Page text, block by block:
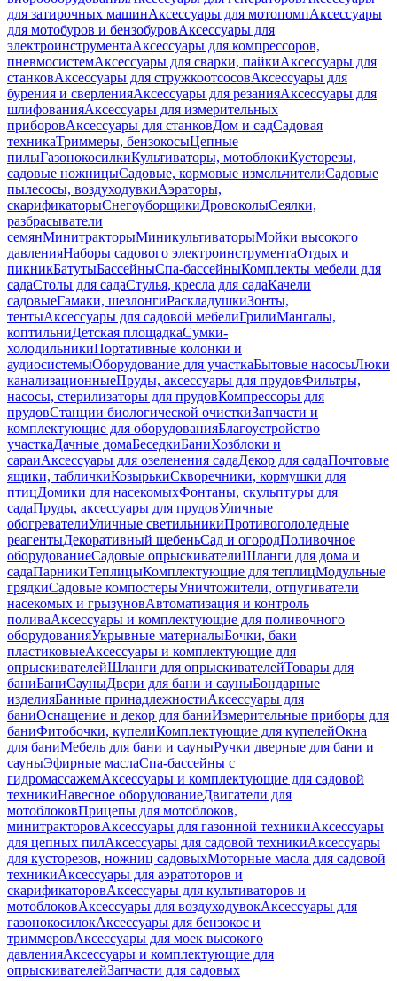
для затирочных машинАксессуары для мотопомпАксессуары
для мотобуров и бензобуровАксессуары для
электроинструментаАксессуары для компрессоров,
пневмосистемАксессуары для сварки, пайкиАксессуары для
станковАксессуары для стружкоотсосовАксессуары для
бурения и сверленияАксессуары для резанияАксессуары для
шлифованияАксессуары для измерительных
приборовАксессуары для станковДом и садСадовая
техникаТриммеры, бензокосыЦепные
пилыГазонокосилкиКультиваторы, мотоблокиКусторезы,
садовые ножницыСадовые, кормовые измельчителиСадовые
пылесосы, воздуходувкиАэраторы,
скарификаторыСнегоуборщикиДровоколыСеялки,
разбрасыватели
семянМинитракторыМиникультиваторыМойки высокого
давленияНаборы садового электроинструментаОтдых и
пикникБатутыБассейныСпа-бассейныКомплекты мебели для
садаСтолы для садаСтулья, кресла для садаКачели
садовыеГамаки, шезлонгиРаскладушкиЗонты,
тентыАксессуары для садовой мебелиГрилиМангалы,
коптильниДетская площадкаСумки-
холодильникиПортативные колонки и
аудиосистемыОборудование для участкаБытовые насосыЛюки
канализационныеПруды, аксессуары для прудовФильтры,
насосы, стерилизаторы для прудовКомпрессоры для
прудовСтанции биологической очисткиЗапчасти и
комплектующие для оборудованияБлагоустройство
участкаДачные домаБеседкиБаниХозблоки и
сараиАксессуары для озеленения садаДекор для садаПочтовые
ящики, табличкиКозырькиСкворечники, кормушки для
птицДомики для насекомыхФонтаны, скульптуры для
садаПруды, аксессуары для прудовУличные
обогревателиУличные светильникиПротивогололедные
реагентыДекоративный щебеньСад и огородПоливочное
оборудованиеСадовые опрыскивателиШланги для дома и
садаПарникиТеплицыКомплектующие для теплицМодульные
грядкиСадовые компостерыУничтожители, отпугиватели
насекомых и грызуновАвтоматизация и контроль
поливаАксессуары и комплектующие для поливочного
оборудованияУкрывные материалыБочки, баки
пластиковыеАксессуары и комплектующие для
опрыскивателейШланги для опрыскивателейТовары для
баниБаниСауныДвери для бани и сауныБондарные
изделияБанные принадлежностиАксессуары для
баниОснащение и декор для баниИзмерительные приборы для
баниФитобочки, купелиКомплектующие для купелейОкна
для баниМебель для бани и сауныРучки дверные для бани и
сауныЭфирные маслаСпа-бассейны с
гидромассажемАксессуары и комплектующие для садовой
техникиНавесное оборудованиеДвигатели для
мотоблоковПрицепы для мотоблоков,
минитракторовАксессуары для газонной техникиАксессуары
для цепных пилАксессуары для садовой техникиАксессуары
для кусторезов, ножниц садовыхМоторные масла для садовой
техникиАксессуары для аэратоторов и
скарификаторовАксессуары для культиваторов и
мотоблоковАксессуары для воздуходувокАксессуары для
газонокосилокАксессуары для бензокос и
триммеровАксессуары для моек высокого
давленияАксессуары и комплектующие для
опрыскивателейЗапчасти для садовых